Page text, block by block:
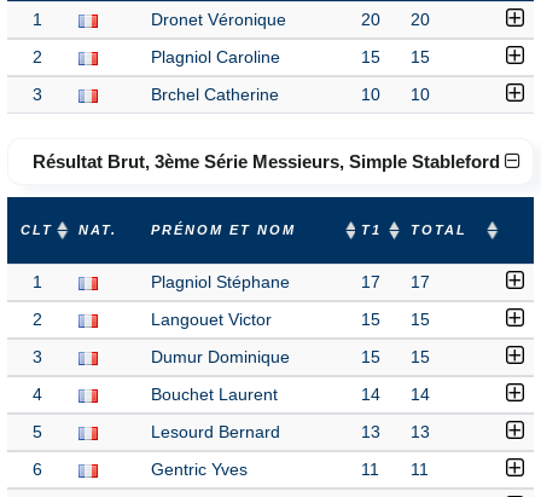
1 Dronet Véronique 20 20
2 Plagniol Caroline 15 15
3 Brchel Catherine 10 10
Résultat Brut, 3ème Série Messieurs, Simple Stableford
CLT NAT. PRÉNOM ET NOM T1 TOTAL
1 Plagniol Stéphane 17 17
2 Langouet Victor 15 15
3 Dumur Dominique 15 15
4 Bouchet Laurent 14 14
5 Lesourd Bernard 13 13
6 Gentric Yves 11 11